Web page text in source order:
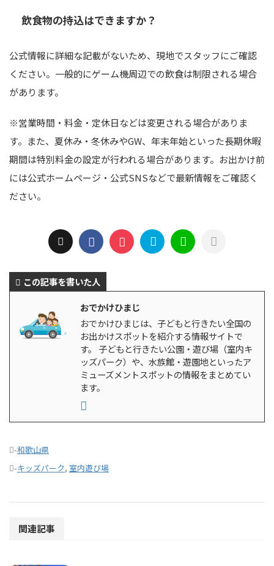
飲食物の持込はできますか？
公式情報に詳細な記載がないため、現地でスタッフにご確認
ください。一般的にゲーム機周辺での飲食は制限される場合
があります。
※営業時間・料金・定休日などは変更される場合がありま
す。また、夏休み・冬休みやGW、年末年始といった長期休暇
期間は特別料金の設定が行われる場合があります。お出かけ前
には公式ホームページ・公式SNSなどで最新情報をご確認く
ださい。
この記事を書いた人
おでかけひまじ
おでかけひまじは、子どもと行きたい全国の
お出かけスポットを紹介する情報サイトで
す。 子どもと行きたい公園・遊び場（室内キ
ッズパーク）や、水族館・遊園地といったア
ミューズメントスポットの情報をまとめてい
ます。
-和歌山県
-キッズパーク, 室内遊び場
関連記事